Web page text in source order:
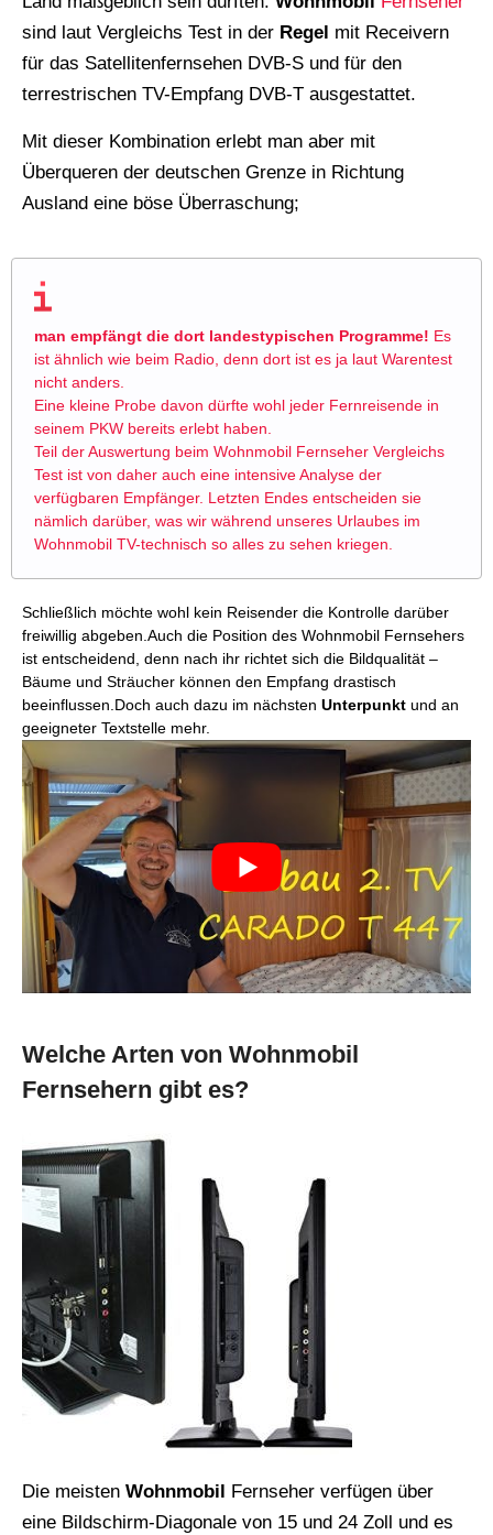
sind laut Vergleichs Test in der Regel mit Receivern
für das Satellitenfernsehen DVB-S und für den
terrestrischen TV-Empfang DVB-T ausgestattet.
Mit dieser Kombination erlebt man aber mit
Überqueren der deutschen Grenze in Richtung
Ausland eine böse Überraschung;
man empfängt die dort landestypischen Programme! Es
ist ähnlich wie beim Radio, denn dort ist es ja laut Warentest
nicht anders.
Eine kleine Probe davon dürfte wohl jeder Fernreisende in
seinem PKW bereits erlebt haben.
Teil der Auswertung beim Wohnmobil Fernseher Vergleichs
Test ist von daher auch eine intensive Analyse der
verfügbaren Empfänger. Letzten Endes entscheiden sie
nämlich darüber, was wir während unseres Urlaubes im
Wohnmobil TV-technisch so alles zu sehen kriegen.
Schließlich möchte wohl kein Reisender die Kontrolle darüber
freiwillig abgeben.Auch die Position des Wohnmobil Fernsehers
ist entscheidend, denn nach ihr richtet sich die Bildqualität –
Bäume und Sträucher können den Empfang drastisch
beeinflussen.Doch auch dazu im nächsten Unterpunkt und an
geeigneter Textstelle mehr.
Welche Arten von Wohnmobil
Fernsehern gibt es?
Die meisten Wohnmobil Fernseher verfügen über
eine Bildschirm-Diagonale von 15 und 24 Zoll und es